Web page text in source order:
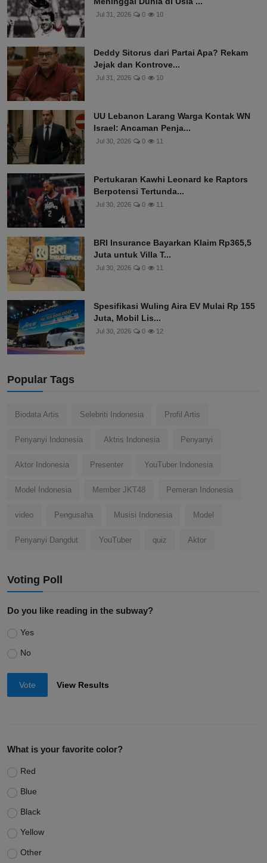
Jul 31, 2026 0 10
Deddy Sitorus dari Partai Apa? Rekam
Jejak dan Kontrove...
Jul 31, 2026 0 10
UU Lebanon Larang Warga Kontak WN
Israel: Ancaman Penja...
Jul 30, 2026 0 11
Pertukaran Kawhi Leonard ke Raptors
Berpotensi Tertunda...
Jul 30, 2026 0 11
BRI Insurance Bayarkan Klaim Rp365,5
Juta untuk Villa T...
Jul 30, 2026 0 11
Spesifikasi Wuling Aira EV Mulai Rp 155
Juta, Mobil Lis...
Jul 30, 2026 0 12
Popular Tags
Biodata Artis Selebriti Indonesia Profil Artis
Penyanyi Indonesia Aktris Indonesia Penyanyi
Aktor Indonesia Presenter YouTuber Indonesia
Model Indonesia Member JKT48 Pemeran Indonesia
video Pengusaha Musisi Indonesia Model
Penyanyi Dangdut YouTuber quiz Aktor
Voting Poll
Do you like reading in the subway?
Yes
No
Vote View Results
What is your favorite color?
Red
Blue
Black
Yellow
Other